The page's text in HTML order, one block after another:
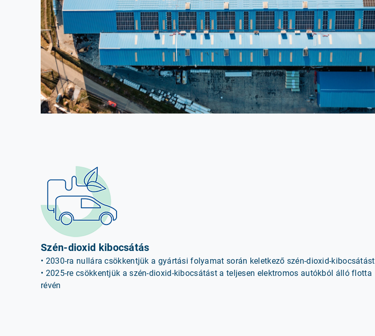
Szén-dioxid kibocsátás
• 2030-ra nullára csökkentjük a gyártási folyamat során keletkező szén-dioxid-kibocsátást
• 2025-re csökkentjük a szén-dioxid-kibocsátást a teljesen elektromos autókból álló flotta
révén